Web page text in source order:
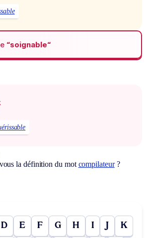
“soignable“
la définition du mot compilateur?
D E F G H I J K